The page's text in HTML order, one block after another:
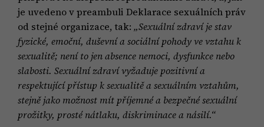
je uvedeno v preambuli Deklarace sexuálních práv
od stejné organizace, tak:„Sexuální zdraví je stav
fyzické, emoční, duševní a sociální pohody ve vztahu k
sexualitě; není to jen absence nemoci, dysfunkce nebo
slabosti. Sexuální zdraví vyžaduje pozitivní a
respektující přístup k sexualitě a sexuálním vztahům,
stejně jako možnost mít příjemné a bezpečné sexuální
prožitky, prosté nátlaku, diskriminace a násilí.“